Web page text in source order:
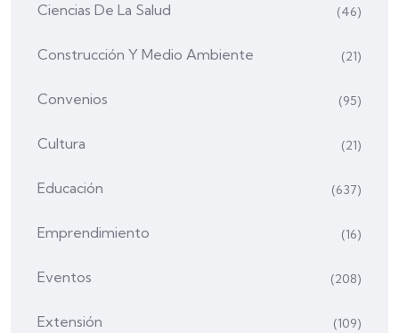
Ciencias De La Salud (46)
Construcción Y Medio Ambiente (21)
Convenios (95)
Cultura (21)
Educación (637)
Emprendimiento (16)
Eventos (208)
Extensión (109)